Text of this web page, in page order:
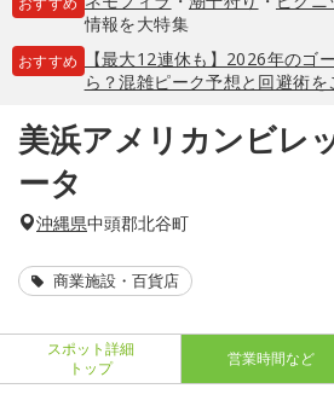
情報を大特集
おすすめ
【最大12連休も】2026年のゴ
ら？混雑ピーク予想と回避術を
美浜アメリカンビレ
ータ
沖縄県中頭郡北谷町
商業施設・百貨店
スポット詳細
トップ
営業時間など